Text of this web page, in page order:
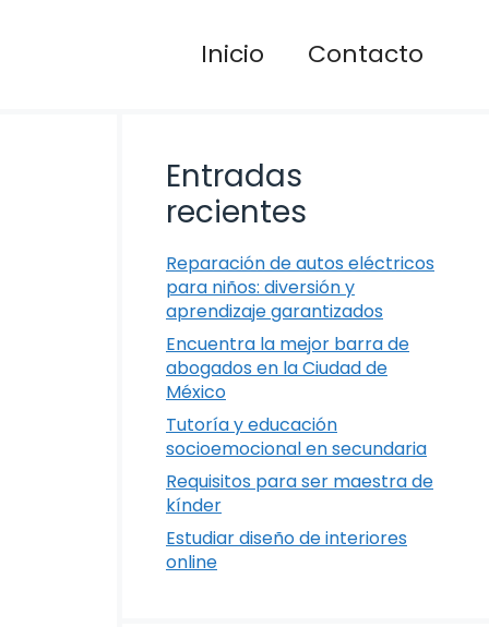
Inicio Contacto
Entradas
recientes
Reparación de autos eléctricos
para niños: diversión y
aprendizaje garantizados
Encuentra la mejor barra de
abogados en la Ciudad de
México
Tutoría y educación
socioemocional en secundaria
Requisitos para ser maestra de
kínder
Estudiar diseño de interiores
online